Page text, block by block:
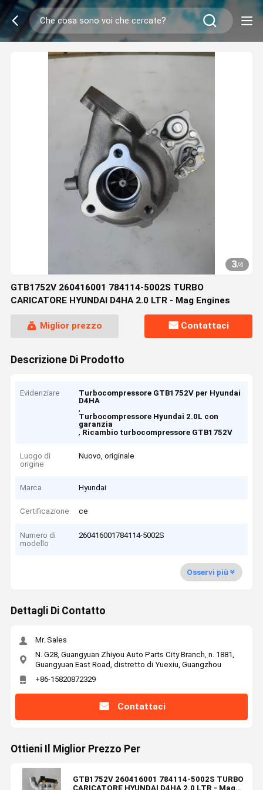
3/4
GTB1752V 260416001 784114-5002S TURBO
CARICATORE HYUNDAI D4HA 2.0 LTR - Mag Engines
Miglior prezzo Contattaci
Descrizione Di Prodotto
Evidenziare
Turbocompressore GTB1752V per Hyundai
D4HA
,
Turbocompressore Hyundai 2.0L con
garanzia
, Ricambio turbocompressore GTB1752V
Luogo di
origine
Nuovo, originale
Marca Hyundai
Certificazione ce
Numero di
modello
260416001784114-5002S
Osservi più
Dettagli Di Contatto
Mr. Sales
N. G28, Guangyuan Zhiyou Auto Parts City Branch, n. 1881,
Guangyuan East Road, distretto di Yuexiu, Guangzhou
+86-15820872329
Contattaci
Ottieni Il Miglior Prezzo Per
GTB1752V 260416001 784114-5002S TURBO
CARICATORE HYUNDAI D4HA 2.0 LTR - Mag